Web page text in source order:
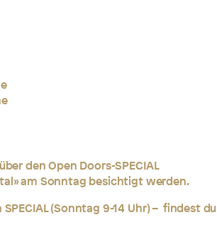
den Open Doors-SPECIAL
am Sonntag besichtigt werden.
(Sonntag 9-14 Uhr) – findest du